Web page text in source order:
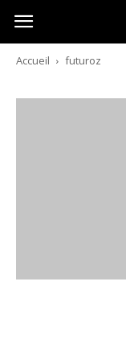
Australia-
australie.com
Accueil futuroz